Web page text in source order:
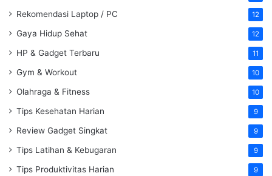
Rekomendasi Laptop / PC 12
Gaya Hidup Sehat 12
HP & Gadget Terbaru 11
Gym & Workout 10
Olahraga & Fitness 10
Tips Kesehatan Harian 9
Review Gadget Singkat 9
Tips Latihan & Kebugaran 9
Tips Produktivitas Harian 9